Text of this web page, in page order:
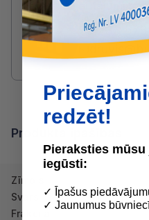
Radušies jautājumi par
SAZINIES AR
2233 5731
Produkta īpašības
Zīmols
Svars
Frakcija
redzēt!
Pieraksties
iegūsti:
✓ Īpašus
✓ Jaunumus